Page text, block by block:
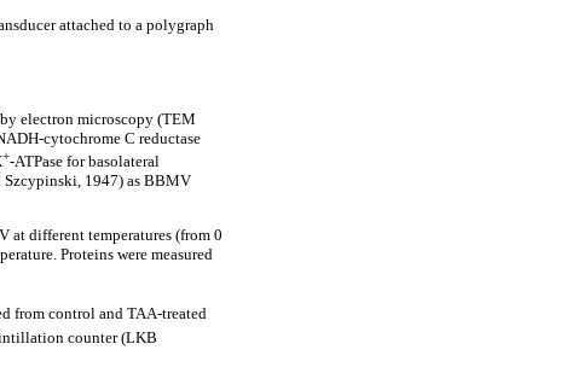
attached to a polygraph
electron microscopy (TEM
cytochrome C reductase
+-ATPase for basolateral
Szcypinski, 1947) as BBMV
at different temperatures (from 0
Proteins were measured
from control and TAA-treated
counter (LKB